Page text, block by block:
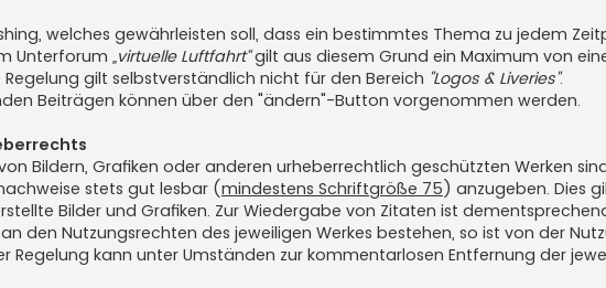
welches gewährleisten soll, dass ein bestimmtes Thema zu jedem
Unterforum „virtuelle Luftfahrt“gilt aus diesem Grund ein Maximum von
gilt selbstverständlich nicht für den Bereich "Logos & Liveries".
Beiträgen können über den "ändern"-Button vorgenommen werden.
Bildern, Grafiken oder anderen urheberrechtlich geschützten Werken
stets gut lesbar (mindestens Schriftgröße 75 ) anzugeben. Dies
Bilder und Grafiken. Zur Wiedergabe von Zitaten ist
den Nutzungsrechten des jeweiligen Werkes bestehen, so ist von der
Regelung kann unter Umständen zur kommentarlosen Entfernung der